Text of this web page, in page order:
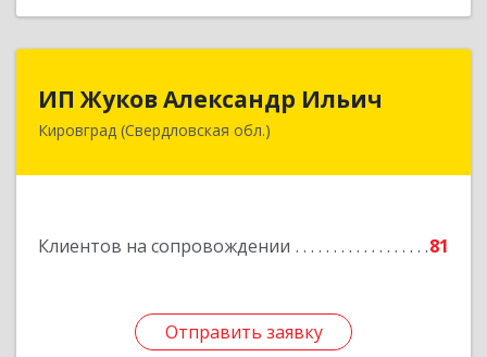
ИП Жуков Александр Ильич
Кировград (Свердловская обл.)
Клиентов на сопровождении 81
Отправить заявку
624140, Свердловская обл, Кировград г,
Отправить заявку